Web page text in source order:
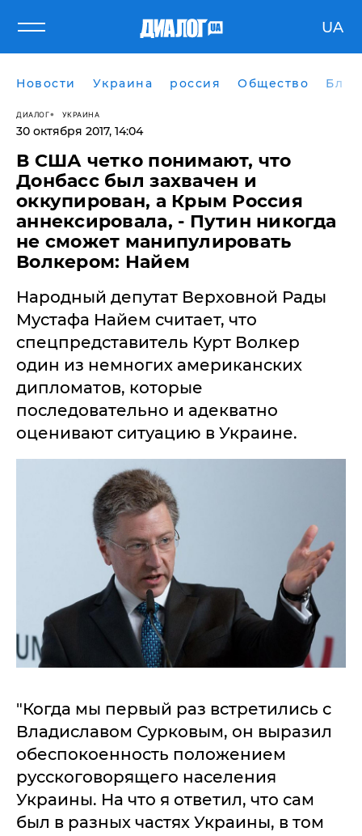
UA
Новости Украина россия Общество
ДИАЛОГ УКРАИНА
30 октября 2017, 14:04
В США четко понимают, что
Донбасс был захвачен и
оккупирован, а Крым Россия
аннексировала, - Путин никогда
не сможет манипулировать
Волкером: Найем
Народный депутат Верховной Рады
Мустафа Найем считает, что
спецпредставитель ​Курт Волкер
один из немногих американских
дипломатов, которые
последовательно и адекватно
оценивают ситуацию в Украине.
"Когда мы первый раз встретились с
Владиславом Сурковым, он выразил
обеспокоенность положением
русскоговорящего населения
Украины. На что я ответил, что сам
был в разных частях Украины, в том